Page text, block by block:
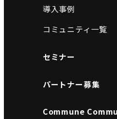
導入事例
コミュニティ一覧
セミナー
パートナー募集
Commune